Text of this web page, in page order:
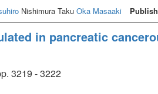
Nishimura Taku Oka Masaaki
in pancreatic
3219 - 3222